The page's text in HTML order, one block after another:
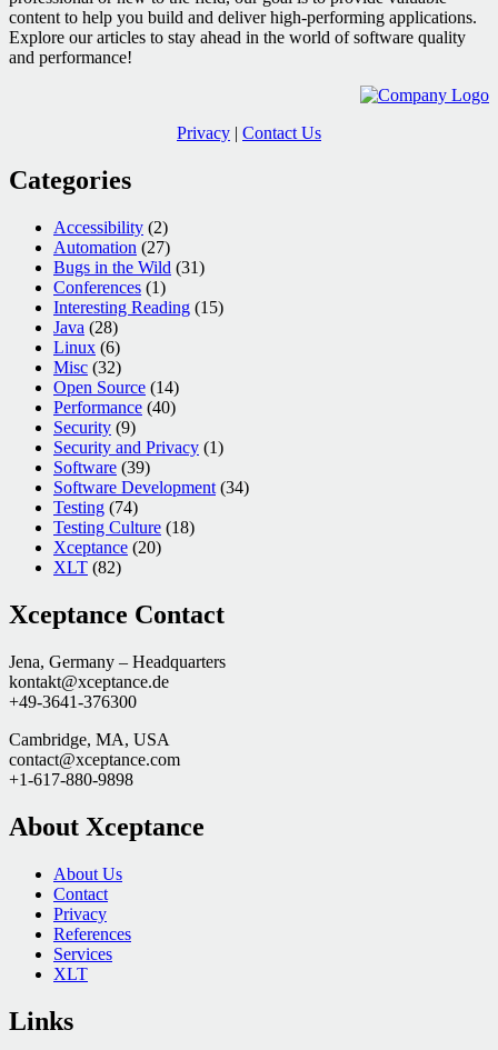
content to help you build and deliver high-performing applications.
Explore our articles to stay ahead in the world of software quality
and performance!
Privacy | Contact Us
Categories
Accessibility (2)
Automation (27)
Bugs in the Wild (31)
Conferences (1)
Interesting Reading (15)
Java (28)
Linux (6)
Misc (32)
Open Source (14)
Performance (40)
Security (9)
Security and Privacy (1)
Software (39)
Software Development (34)
Testing (74)
Testing Culture (18)
Xceptance (20)
XLT (82)
Xceptance Contact
Jena, Germany – Headquarters
kontakt@xceptance.de
+49-3641-376300
Cambridge, MA, USA
contact@xceptance.com
+1-617-880-9898
About Xceptance
About Us
Contact
Privacy
References
Services
XLT
Links